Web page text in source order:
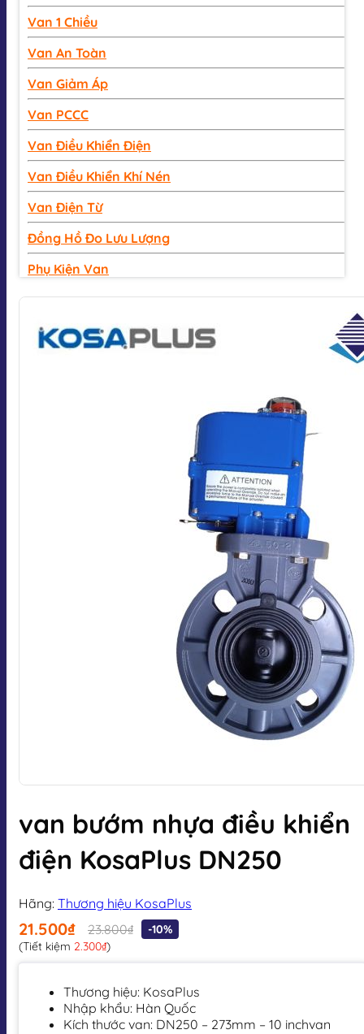
Van 1 Chiều
Van An Toàn
Van Giảm Áp
Van PCCC
Van Điều Khiển Điện
Van Điều Khiển Khí Nén
Van Điện Từ
Đồng Hồ Đo Lưu Lượng
Phụ Kiện Van
van bướm nhựa điều khiển
điện KosaPlus DN250
Hãng: Thương hiệu KosaPlus
21.500₫ 23.800₫
-10%
(Tiết kiệm 2.300₫)
Thương hiệu: KosaPlus
Nhập khẩu: Hàn Quốc
Kích thước van: DN250 – 273mm – 10 inchvan